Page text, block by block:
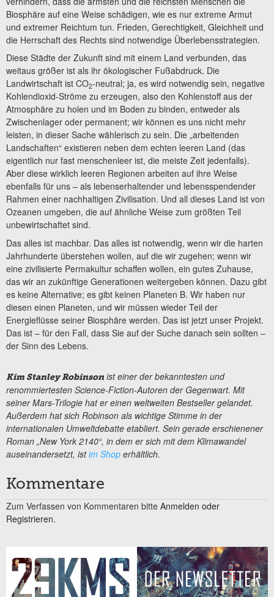
Biosphäre auf eine Weise schädigen, wie es nur extreme Armut
und extremer Reichtum tun. Frieden, Gerechtigkeit, Gleichheit und
die Herrschaft des Rechts sind notwendige Überlebensstrategien.
Diese Städte der Zukunft sind mit einem Land verbunden, das
weitaus größer ist als ihr ökologischer Fußabdruck. Die
Landwirtschaft ist CO2-neutral; ja, es wird notwendig sein, negative
Kohlendioxid-Ströme zu erzeugen, also den Kohlenstoff aus der
Atmosphäre zu holen und im Boden zu binden, entweder als
Zwischenlager oder permanent; wir können es uns nicht mehr
leisten, in dieser Sache wählerisch zu sein. Die „arbeitenden
Landschaften“ existieren neben dem echten leeren Land (das
eigentlich nur fast menschenleer ist, die meiste Zeit jedenfalls).
Aber diese wirklich leeren Regionen arbeiten auf ihre Weise
ebenfalls für uns – als lebenserhaltender und lebensspendender
Rahmen einer nachhaltigen Zivilisation. Und all dieses Land ist von
Ozeanen umgeben, die auf ähnliche Weise zum größten Teil
unbewirtschaftet sind.
Das alles ist machbar. Das alles ist notwendig, wenn wir die harten
Jahrhunderte überstehen wollen, auf die wir zugehen; wenn wir
eine zivilisierte Permakultur schaffen wollen, ein gutes Zuhause,
das wir an zukünftige Generationen weitergeben können. Dazu gibt
es keine Alternative; es gibt keinen Planeten B. Wir haben nur
diesen einen Planeten, und wir müssen wieder Teil der
Energieflüsse seiner Biosphäre werden. Das ist jetzt unser Projekt.
Das ist – für den Fall, dass Sie auf der Suche danach sein sollten –
der Sinn des Lebens.
Kim Stanley Robinson ist einer der bekanntesten und
renommiertesten Science-Fiction-Autoren der Gegenwart. Mit
seiner Mars-Trilogie hat er einen weltweiten Bestseller gelandet.
Außerdem hat sich Robinson als wichtige Stimme in der
internationalen Umweltdebatte etabliert. Sein gerade erschienener
Roman „New York 2140“, in dem er sich mit dem Klimawandel
auseinandersetzt, istim Shop erhältlich.
Kommentare
Zum Verfassen von Kommentaren bitte Anmelden oder
Registrieren.